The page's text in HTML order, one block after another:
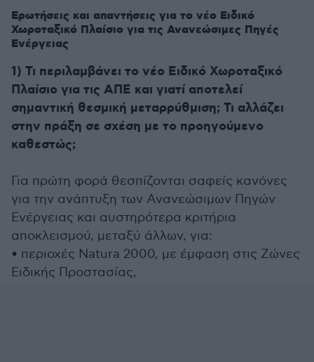
Ερωτήσεις και απαντήσεις για το νέο Ειδικό
Χωροταξικό Πλαίσιο για τις Ανανεώσιμες Πηγές
Ενέργειας
1) Τι περιλαμβάνει το νέο Ειδικό Χωροταξικό
Πλαίσιο για τις ΑΠΕ και γιατί αποτελεί
σημαντική θεσμική μεταρρύθμιση; Τι αλλάζει
στην πράξη σε σχέση με το προηγούμενο
καθεστώς;
Για πρώτη φορά θεσπίζονται σαφείς κανόνες
για την ανάπτυξη των Ανανεώσιμων Πηγών
Ενέργειας και αυστηρότερα κριτήρια
αποκλεισμού, μεταξύ άλλων, για:
• περιοχές Natura 2000, με έμφαση στις Ζώνες
Ειδικής Προστασίας,